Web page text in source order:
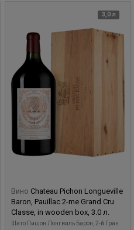
3,0 л
Вино Chateau Pichon Longueville
Baron, Pauillac 2-me Grand Cru
Classe, in wooden box, 3.0 л.
Шато Пишон Лонгвиль Барон, 2-й Гран